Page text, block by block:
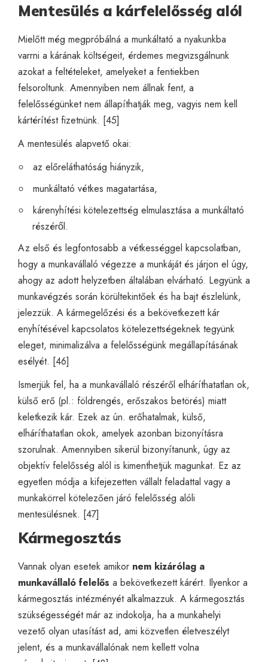
Mentesülés a kárfelelősség alól
Mielőtt még megpróbálná a munkáltató a nyakunkba
varrni a kárának költségeit, érdemes megvizsgálnunk
azokat a feltételeket, amelyeket a fentiekben
felsoroltunk. Amennyiben nem állnak fent, a
felelősségünket nem állapíthatják meg, vagyis nem kell
kártérítést fizetnünk. [45]
A mentesülés alapvető okai:
az előreláthatóság hiányzik,
munkáltató vétkes magatartása,
kárenyhítési kötelezettség elmulasztása a munkáltató
részéről.
Az első és legfontosabb a vétkességgel kapcsolatban,
hogy a munkavállaló végezze a munkáját és járjon el úgy,
ahogy az adott helyzetben általában elvárható. Legyünk a
munkavégzés során körültekintőek és ha bajt észlelünk,
jelezzük. A kármegelőzési és a bekövetkezett kár
enyhítésével kapcsolatos kötelezettségeknek tegyünk
eleget, minimalizálva a felelősségünk megállapításának
esélyét. [46]
Ismerjük fel, ha a munkavállaló részéről elháríthatatlan ok,
külső erő (pl.: földrengés, erőszakos betörés) miatt
keletkezik kár. Ezek az ún. erőhatalmak, külső,
elháríthatatlan okok, amelyek azonban bizonyításra
szorulnak. Amennyiben sikerül bizonyítanunk, úgy az
objektív felelősség alól is kimenthetjük magunkat. Ez az
egyetlen módja a kifejezetten vállalt feladattal vagy a
munkakörrel kötelezően járó felelősség alóli
mentesülésnek. [47]
Kármegosztás
Vannak olyan esetek amikor nem kizárólag a
munkavállaló felelős a bekövetkezett kárért. Ilyenkor a
kármegosztás intézményét alkalmazzuk. A kármegosztás
szükségességét már az indokolja, ha a munkahelyi
vezető olyan utasítást ad, ami közvetlen életveszélyt
jelent, és a munkavállalónak nem kellett volna